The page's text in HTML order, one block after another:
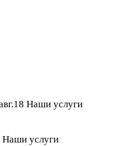
Наши услуги
Наши услуги